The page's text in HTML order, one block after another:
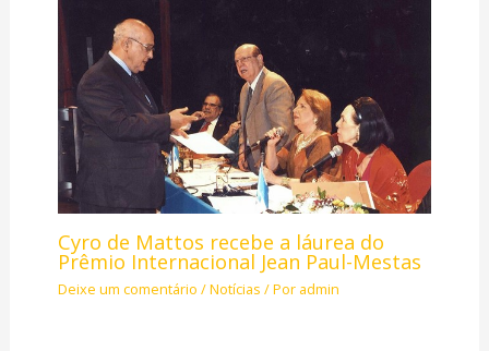
Cyro de Mattos recebe a láurea do
Prêmio Internacional Jean Paul-Mestas
Deixe um comentário /Notícias / Por admin